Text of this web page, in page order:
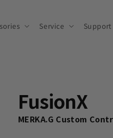
Service Support
FusionX
MERKA.G Custom